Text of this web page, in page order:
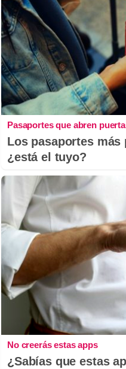
Pasaportes que abren
Los pasaportes
¿está el tuyo?
No creerás estas apps
¿Sabías que estas